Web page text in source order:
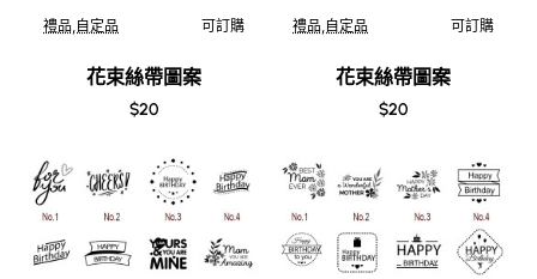
禮品,自定品 可訂購
花束絲帶圖案
$20
禮品,自定品 可訂購
花束絲帶圖案
$20